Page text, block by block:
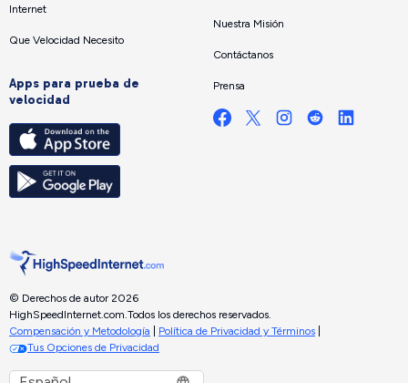
Internet
Que Velocidad Necesito
Apps para prueba de
velocidad
Nuestra Misión
Contáctanos
Prensa
© Derechos de autor 2026
HighSpeedInternet.com. Todos los derechos reservados.
Compensación y Metodología
Política de Privacidad y Términos
Tus Opciones de Privacidad